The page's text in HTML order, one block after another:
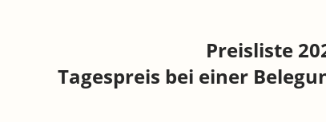
Tagespreis bei einer